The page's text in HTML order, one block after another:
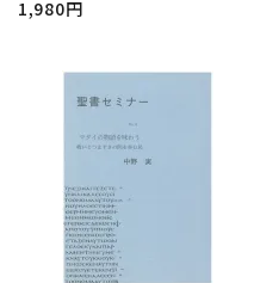
1,980円